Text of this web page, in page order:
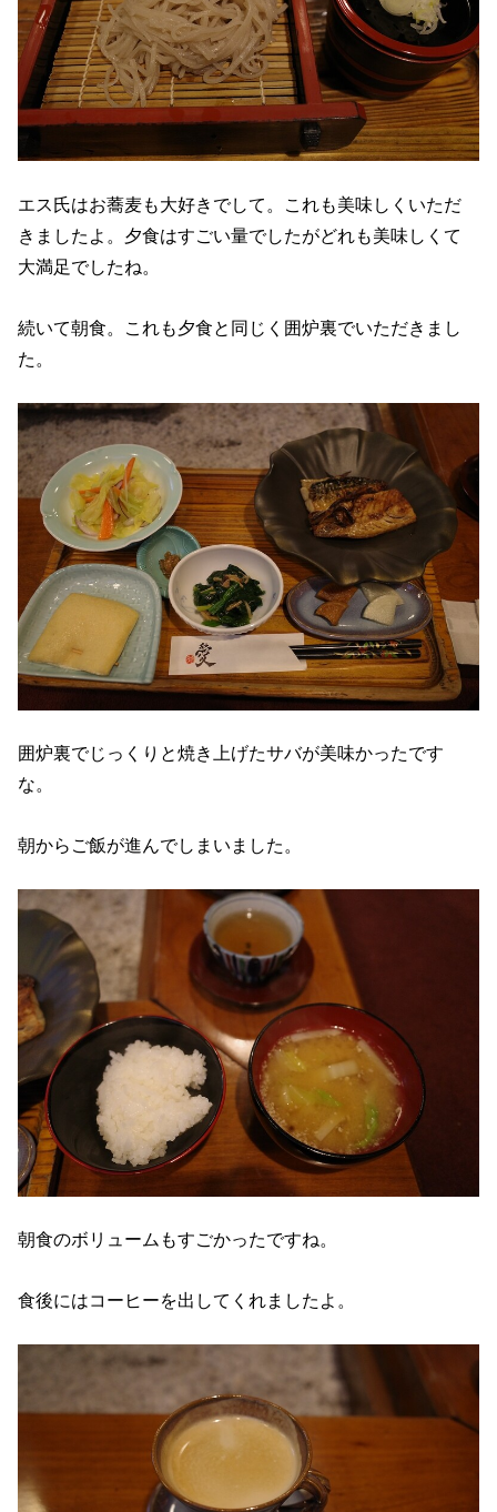
エス氏はお蕎麦も大好きでして。これも美味しくいただ
きましたよ。夕食はすごい量でしたがどれも美味しくて
大満足でしたね。
続いて朝食。これも夕食と同じく囲炉裏でいただきまし
た。
囲炉裏でじっくりと焼き上げたサバが美味かったです
な。
朝からご飯が進んでしまいました。
朝食のボリュームもすごかったですね。
食後にはコーヒーを出してくれましたよ。